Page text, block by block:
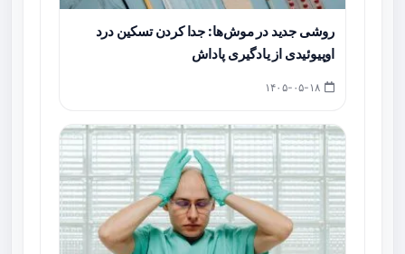
روشی جدید در موش‌ها: جدا کردن تسکین درد
اوپیوئیدی از یادگیری پاداش